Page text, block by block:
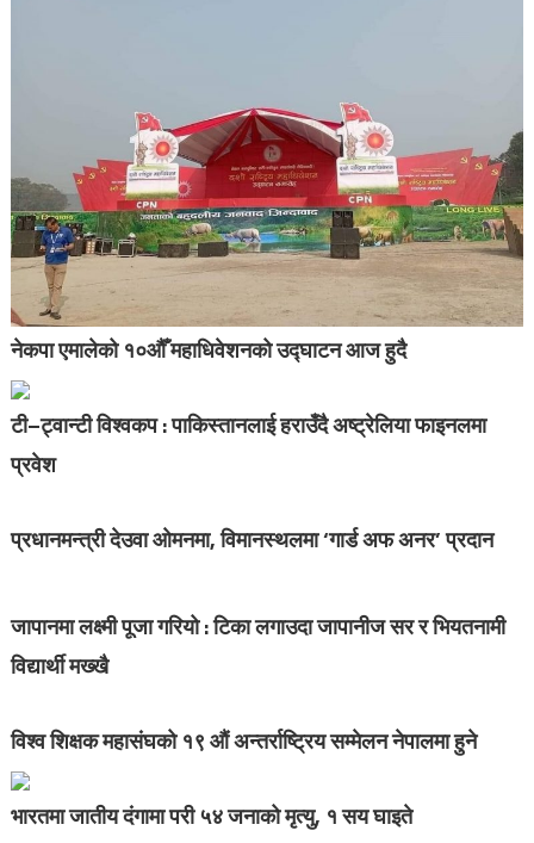
नेकपा एमालेको १०औँ महाधिवेशनको उद्घाटन आज हुदै
टी–ट्वान्टी विश्वकप : पाकिस्तानलाई हराउँदै अष्ट्रेलिया फाइनलमा
प्रवेश
प्रधानमन्त्री देउवा ओमनमा, विमानस्थलमा ‘गार्ड अफ अनर’ प्रदान
जापानमा लक्ष्मी पूजा गरियो : टिका लगाउदा जापानीज सर र भियतनामी
विद्यार्थी मख्खै
विश्व शिक्षक महासंघको १९ औं अन्तर्राष्ट्रिय सम्मेलन नेपालमा हुने
भारतमा जातीय दंगामा परी ५४ जनाको मृत्यु, १ सय घाइते